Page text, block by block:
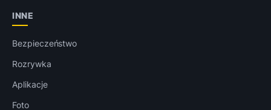
INNE
Bezpieczeństwo
Rozrywka
Aplikacje
Foto